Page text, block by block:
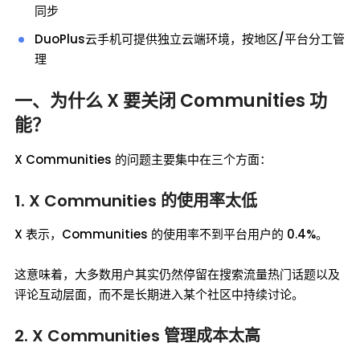
同步
DuoPlus云手机可提供独立云端环境，按地区/平台分工管
理
一、为什么 X 要关闭 Communities 功
能？
X Communities 的问题主要集中在三个方面：
1. X Communities 的使用率太低
X 表示，Communities 的使用率不到平台用户的 0.4%。
这意味着，大多数用户其实仍然停留在搜索流量热门话题以及
评论互动层面，而不是长期进入某个社区中持续讨论。
2. X Communities 管理成本太高